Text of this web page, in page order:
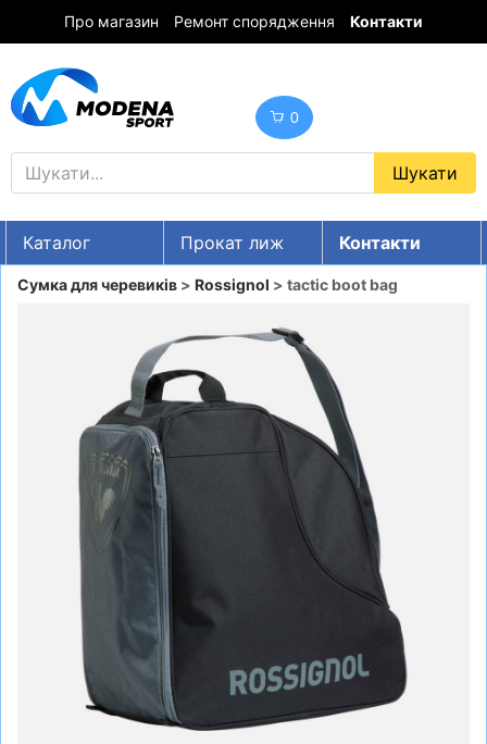
Про магазин Ремонт спорядження Контакти
0
Каталог Прокат лиж
Контакти
UA RU EN
ГІРСЬКІ ЛИЖІ
СНОУБОРДИ
ОДЯГ
ВЗУТТЯ
СУМКИ
ШОЛОМИ, ЗАХИСТ, ОКУЛЯРИ
БІГ, ФІТНЕС, М'ЯЧІ
ВЕЛОСИПЕДИ
САМОКАТИ
ТЕНІС, БАДМІНТОН
Сумка для черевиків > Rossignol > tactic boot bag